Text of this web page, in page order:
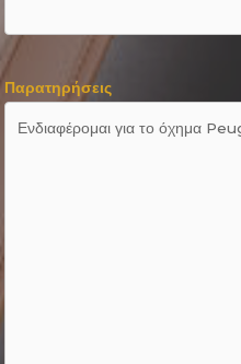
Παρατηρήσεις